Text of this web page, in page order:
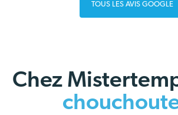
TOUS LES AVIS GOOGLE
Chez